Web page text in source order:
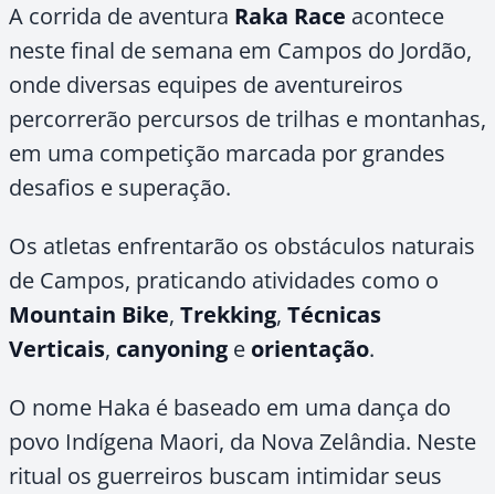
A corrida de aventura Raka Race acontece
neste final de semana em Campos do Jordão,
onde diversas equipes de aventureiros
percorrerão percursos de trilhas e montanhas,
em uma competição marcada por grandes
desafios e superação.
Os atletas enfrentarão os obstáculos naturais
de Campos, praticando atividades como o
Mountain Bike, Trekking, Técnicas
Verticais, canyoning e orientação.
O nome Haka é baseado em uma dança do
povo Indígena Maori, da Nova Zelândia. Neste
ritual os guerreiros buscam intimidar seus